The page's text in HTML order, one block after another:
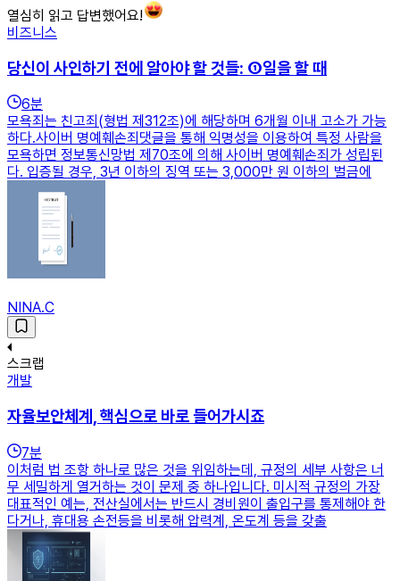
열심히 읽고 답변했어요!
비즈니스
당신이 사인하기 전에 알아야 할 것들: ①일을 할 때
6분
모욕죄는 친고죄(형법 제312조)에 해당하며 6개월 이내 고소가 가능
하다.사이버 명예훼손죄댓글을 통해 익명성을 이용하여 특정 사람을
모욕하면 정보통신망법 제70조에 의해 사이버 명예훼손죄가 성립된
다. 입증될 경우, 3년 이하의 징역 또는 3,000만 원 이하의 벌금에
NINA.C
스크랩
개발
자율보안체계, 핵심으로 바로 들어가시죠
7분
이처럼 법 조항 하나로 많은 것을 위임하는데, 규정의 세부 사항은 너
무 세밀하게 열거하는 것이 문제 중 하나입니다. 미시적 규정의 가장
대표적인 예는, 전산실에서는 반드시 경비원이 출입구를 통제해야 한
다거나, 휴대용 손전등을 비롯해 압력계, 온도계 등을 갖출